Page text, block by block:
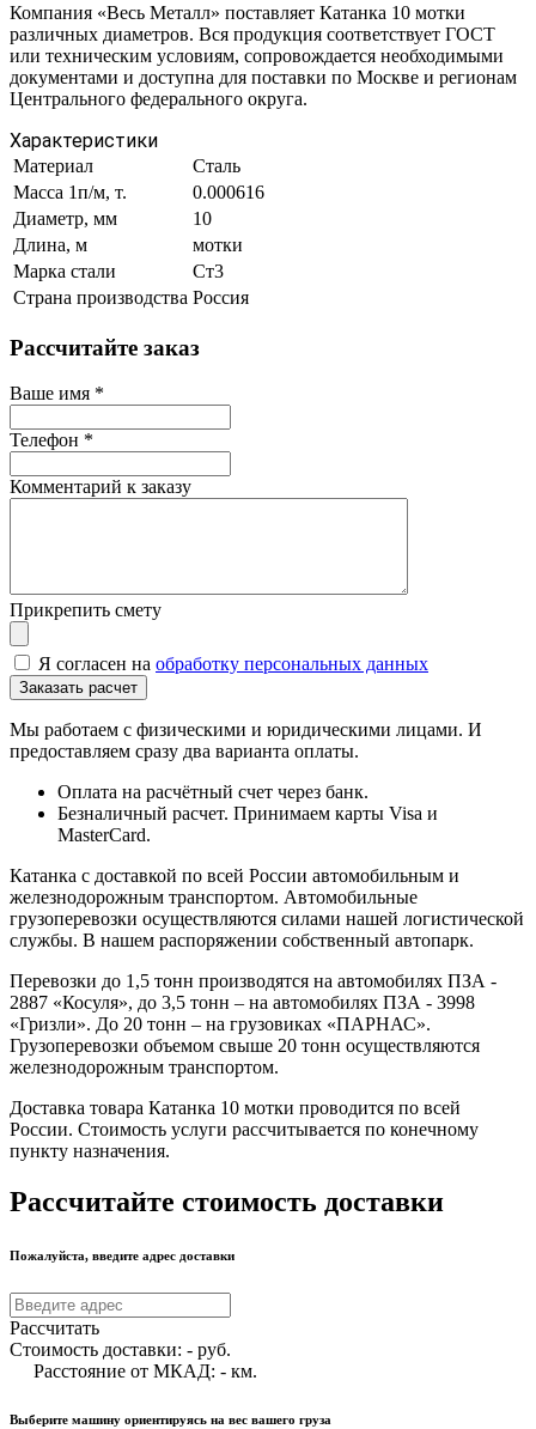
Компания «Весь Металл» поставляет Катанка 10 мотки
различных диаметров. Вся продукция соответствует ГОСТ
или техническим условиям, сопровождается необходимыми
документами и доступна для поставки по Москве и регионам
Центрального федерального округа.
Характеристики
Материал
Сталь
Масса 1п/м, т.
0.000616
Диаметр, мм
10
Длина, м
мотки
Марка стали
Ст3
Страна производства Россия
Рассчитайте заказ
Ваше имя *
Телефон *
Комментарий к заказу
Прикрепить смету
Я согласен на обработку персональных данных
Мы работаем с физическими и юридическими лицами. И
предоставляем сразу два варианта оплаты.
Оплата на расчётный счет через банк.
Безналичный расчет. Принимаем карты Visa и
MasterCard.
Катанка с доставкой по всей России автомобильным и
железнодорожным транспортом. Автомобильные
грузоперевозки осуществляются силами нашей логистической
службы. В нашем распоряжении собственный автопарк.
Перевозки до 1,5 тонн производятся на автомобилях ПЗА -
2887 «Косуля», до 3,5 тонн – на автомобилях ПЗА - 3998
«Гризли». До 20 тонн – на грузовиках «ПАРНАС».
Грузоперевозки объемом свыше 20 тонн осуществляются
железнодорожным транспортом.
Доставка товара Катанка 10 мотки проводится по всей
России. Стоимость услуги рассчитывается по конечному
пункту назначения.
Рассчитайте стоимость доставки
Пожалуйста, введите адрес доставки
Рассчитать
Стоимость доставки: - руб.
Расстояние от МКАД: - км.
Выберите машину ориентируясь на вес вашего груза